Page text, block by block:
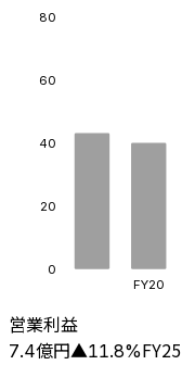
0
20
40
60
80
FY20
営業利益
7.4億円▲11.8%FY25